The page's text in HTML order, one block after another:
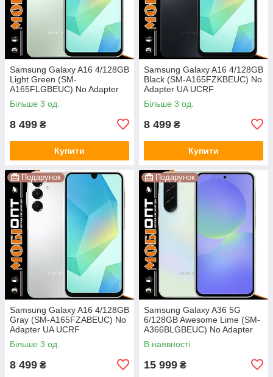
Samsung Galaxy A16 4/128GB
Light Green (SM-
A165FLGBEUС) No Adapter
UA UCRF
Більше 3 од.
8 499 ₴
Купити
Samsung Galaxy A16 4/128GB
Black (SM-A165FZKBEUC) No
Adapter UA UCRF
Більше 3 од.
8 499 ₴
Купити
Подарунок
Samsung Galaxy A16 4/128GB
Gray (SM-A165FZABEUC) No
Adapter UA UCRF
Більше 3 од.
8 499 ₴
Подарунок
Samsung Galaxy A36 5G
6/128GB Awesome Lime (SM-
A366BLGBEUC) No Adapter
UA UCRF
В наявності
15 999 ₴